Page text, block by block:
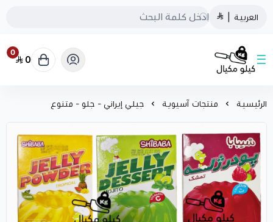
العربية
كيلو مكيال
0
0
الرئيسية منتجات آسيوية جيلي إيراني - جلو - متنوع